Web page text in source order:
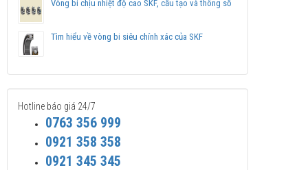
Vòng bi chịu nhiệt độ cao SKF, cấu tạo và thông số
Tìm hiểu về vòng bi siêu chính xác của SKF
Hotline báo giá 24/7
0763 356 999
0921 358 358
0921 345 345